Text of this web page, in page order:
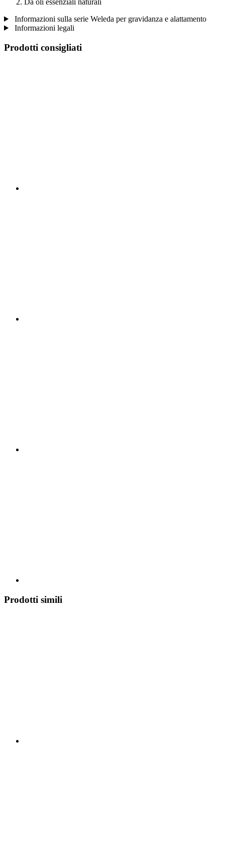
Da oli essenziali naturali
Informazioni sulla serie Weleda per gravidanza e alattamento
Informazioni legali
Prodotti consigliati
Prodotti simili